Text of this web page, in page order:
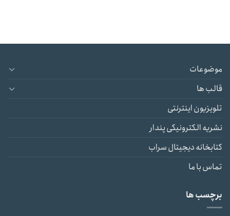
موضوعات
قالب ها
تلویزیون اینترنتی
نشریه الکترونیکی پندار
کتابخانه دیجیتال سراب
تماس با ما
برچسب ها